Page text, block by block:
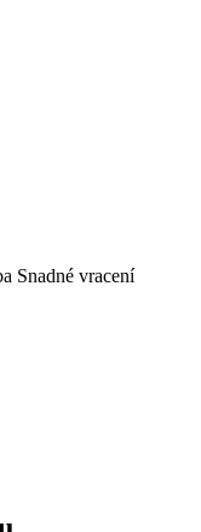
Snadné vracení